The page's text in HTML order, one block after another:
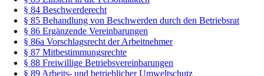
§ 84 Beschwerderecht
§ 85 Behandlung von Beschwerden durch den Betriebsrat
§ 86 Ergänzende Vereinbarungen
§ 86a Vorschlagsrecht der Arbeitnehmer
§ 87 Mitbestimmungsrechte
§ 88 Freiwillige Betriebsvereinbarungen
§ 89 Arbeits- und betrieblicher Umweltschutz